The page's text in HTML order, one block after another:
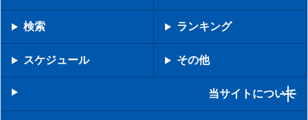
検索 ランキング
スケジュール その他
当サイトについて